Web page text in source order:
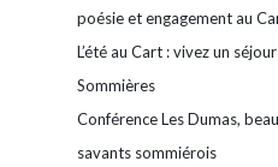
poésie et engagement au
L’été au Cart : vivez un
Sommières
Conférence Les Dumas,
savants sommiérois